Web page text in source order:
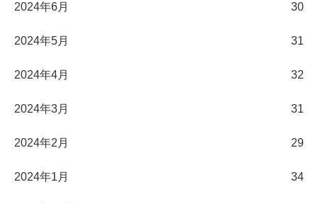
2024年6月 30
2024年5月 31
2024年4月 32
2024年3月 31
2024年2月 29
2024年1月 34